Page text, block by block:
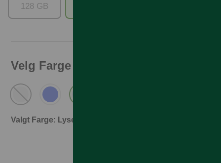
128 GB
Velg Farge
Valgt Farge: Lyseblå